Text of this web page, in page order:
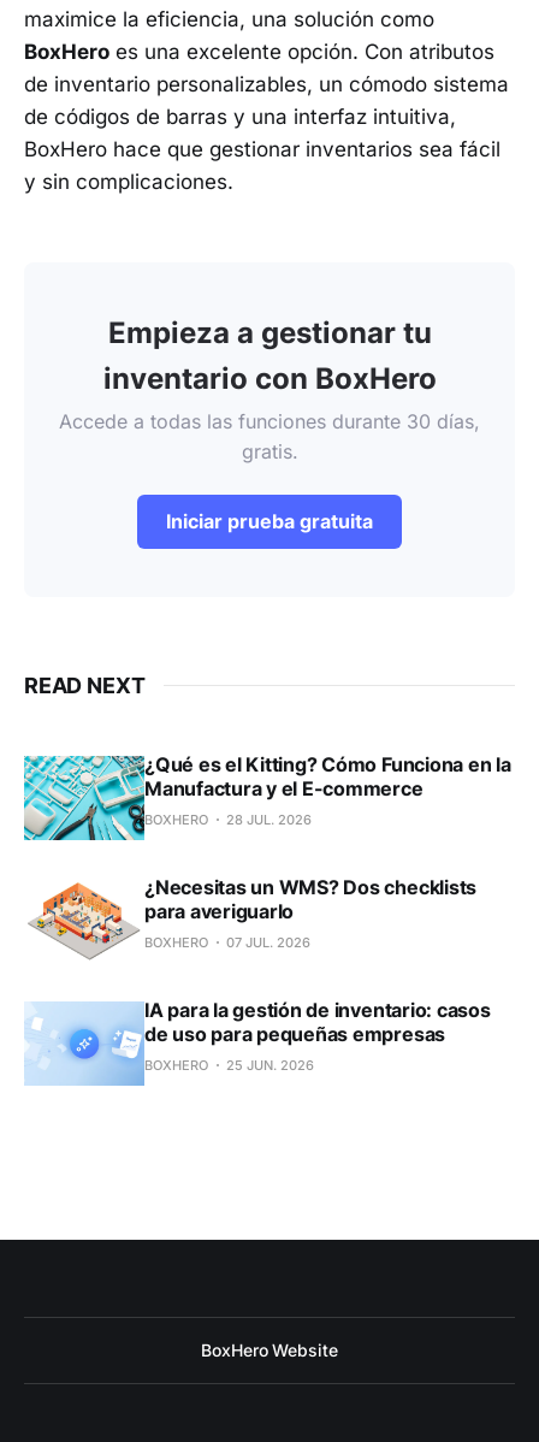
maximice la eficiencia, una solución como
BoxHero es una excelente opción. Con atributos
de inventario personalizables, un cómodo sistema
de códigos de barras y una interfaz intuitiva,
BoxHero hace que gestionar inventarios sea fácil
y sin complicaciones.
Empieza a gestionar tu
inventario con BoxHero
Accede a todas las funciones durante 30 días,
gratis.
Iniciar prueba gratuita
READ NEXT
¿Qué es el Kitting? Cómo Funciona en la
Manufactura y el E-commerce
BOXHERO 28 JUL. 2026
¿Necesitas un WMS? Dos checklists
para averiguarlo
BOXHERO 07 JUL. 2026
IA para la gestión de inventario: casos
de uso para pequeñas empresas
BOXHERO 25 JUN. 2026
BoxHero Website